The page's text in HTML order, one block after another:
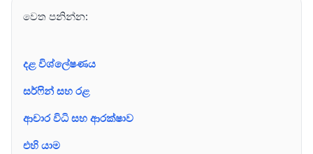
වෙත පනින්න:
දළ විශ්ලේෂණය
සර්ෆින් සහ රළ
ආචාර විධි සහ ආරක්ෂාව
එහි යාම